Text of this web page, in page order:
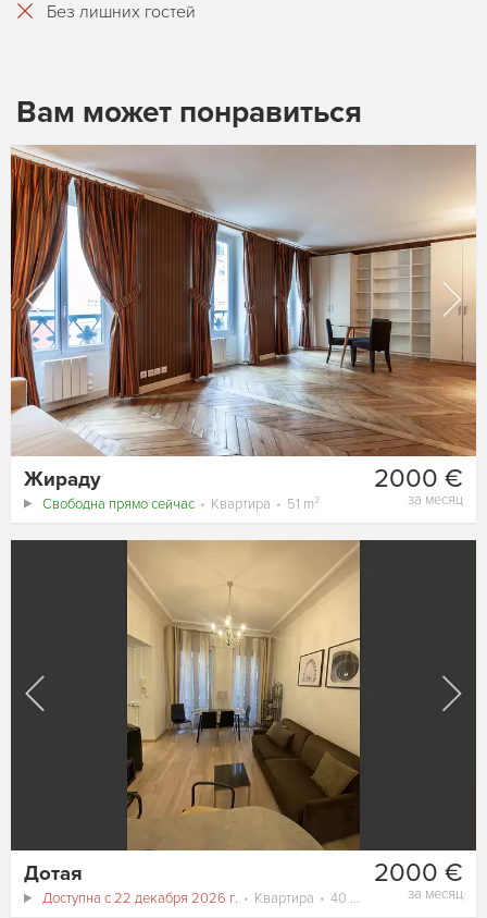
Без лишних гостей
Вам может понравиться
2000 €
за месяц
Жираду
Свободна прямо сейчас Квартира 51 m²
2000 €
за месяц
Дотая
Доступна с 22 декабря 2026 г. Квартира 40 m²